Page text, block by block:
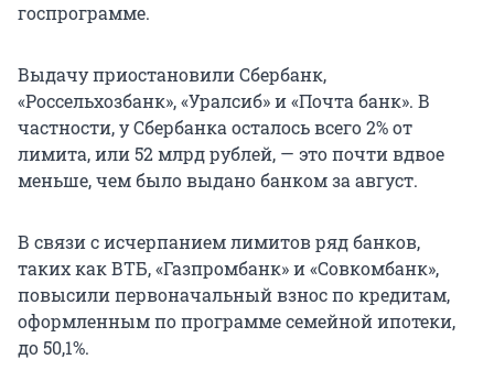
госпрограмме.
Выдачу приостановили Сбербанк,
«Россельхозбанк», «Уралсиб» и «Почта банк». В
частности, у Сбербанка осталось всего 2% от
лимита, или 52 млрд рублей, — это почти вдвое
меньше, чем было выдано банком за август.
В связи с исчерпанием лимитов ряд банков,
таких как ВТБ, «Газпромбанк» и «Совкомбанк»,
повысили первоначальный взнос по кредитам,
оформленным по программе семейной ипотеки,
до 50,1%.